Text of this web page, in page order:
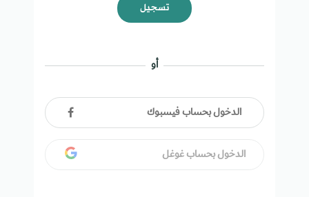
تسجيل
أو
الدخول بحساب فيسبوك
الدخول بحساب غوغل